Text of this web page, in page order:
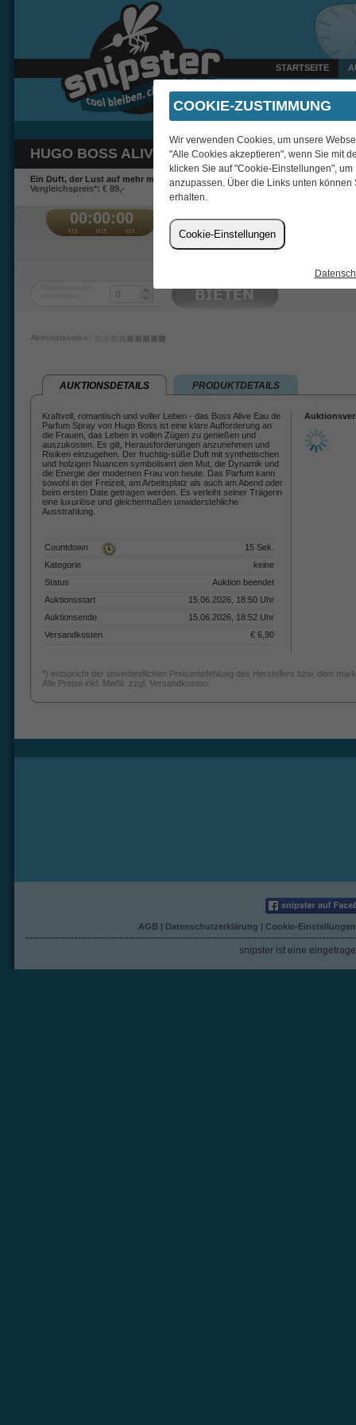
STARTSEITE
Heute um 20:31 Uhr
HUGO BOSS ALIVE INTENSE EDP 30ML
Ein Duft, der Lust auf mehr macht.
Vergleichspreis*: € 89,-
00:00:00 €
Aktivitätsindex:
AUKTIONSDETAILS PRODUKTDETAILS
Kraftvoll, romantisch und voller Leben - das Boss Alive Eau de
Parfum Spray von Hugo Boss ist eine klare Aufforderung an
die Frauen, das Leben in vollen Zügen zu genießen und
auszukosten. Es gilt, Herausforderungen anzunehmen und
Risiken einzugehen. Der fruchtig-süße Duft mit synthetischen
und holzigen Nuancen symbolisiert den Mut, die Dynamik und
die Energie der modernen Frau von heute. Das Parfum kann
sowohl in der Freizeit, am Arbeitsplatz als auch am Abend oder
beim ersten Date getragen werden. Es verleiht seiner Trägerin
eine luxuriöse und gleichermaßen unwiderstehliche
Ausstrahlung.
Countdown
15 Sek.
Kategorie
keine
Status
Auktion beendet
Auktionsstart
15.06.2026, 18:50 Uhr
Auktionsende
15.06.2026, 18:52 Uhr
Versandkosten
€ 6,90
*) entspricht der unverbindlichen Preisempfehlung des Herstellers bzw. dem
Alle Preise inkl. MwSt. zzgl. Versandkosten.
COOKIE-ZUSTIMMUNG
Wir verwenden Cookies, um unsere
"Alle Cookies akzeptieren", wenn Sie mit
klicken Sie auf "Cookie-Einstellungen",
anzupassen. Über die Links unten
erhalten.
Cookie-Einstellungen
AGB | Datenschutzerklärung | Cookie-Einstellungen
snipster ist eine